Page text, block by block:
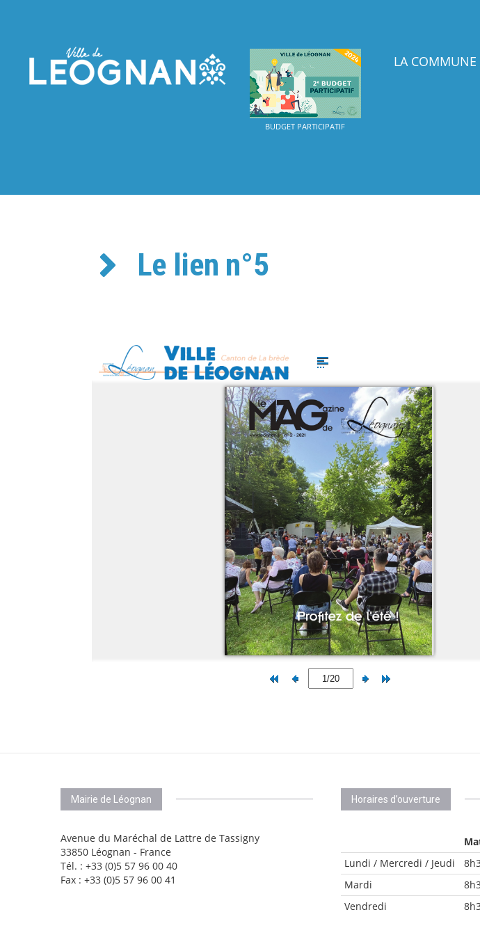
BUDGET PARTICIPATIF
LA COMMUNE
Le lien n°5
Mairie de Léognan
Avenue du Maréchal de Lattre de Tassigny
33850 Léognan - France
Tél. : +33 (0)5 57 96 00 40
Fax : +33 (0)5 57 96 00 41
Horaires d’ouverture
Lundi / Mercredi / Jeudi
Mardi
Vendredi